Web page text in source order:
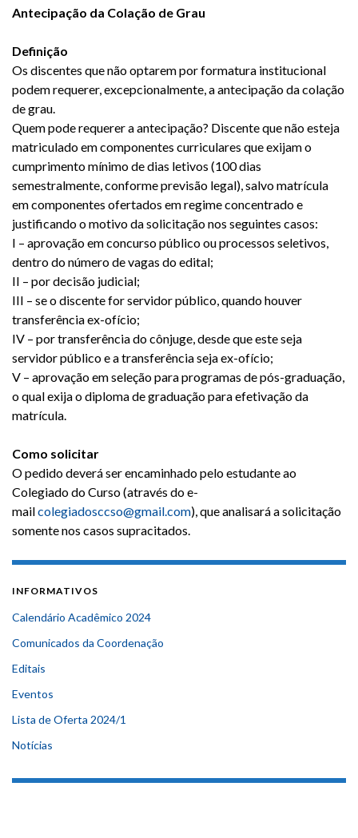
Antecipação da Colação de Grau
Definição
Os discentes que não optarem por formatura institucional
podem requerer, excepcionalmente, a antecipação da colação
de grau.
Quem pode requerer a antecipação? Discente que não esteja
matriculado em componentes curriculares que exijam o
cumprimento mínimo de dias letivos (100 dias
semestralmente, conforme previsão legal), salvo matrícula
em componentes ofertados em regime concentrado e
justificando o motivo da solicitação nos seguintes casos:
I – aprovação em concurso público ou processos seletivos,
dentro do número de vagas do edital;
II – por decisão judicial;
III – se o discente for servidor público, quando houver
transferência ex-ofício;
IV – por transferência do cônjuge, desde que este seja
servidor público e a transferência seja ex-ofício;
V – aprovação em seleção para programas de pós-graduação,
o qual exija o diploma de graduação para efetivação da
matrícula.
Como solicitar
O pedido deverá ser encaminhado pelo estudante ao
Colegiado do Curso (através do e-
mailcolegiadosccso@gmail.com), que analisará a solicitação
somente nos casos supracitados.
INFORMATIVOS
Calendário Acadêmico 2024
Comunicados da Coordenação
Editais
Eventos
Lista de Oferta 2024/1
Notícias